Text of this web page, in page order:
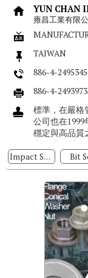
YUN CHAN
雍昌工業有限
TAIWAN
886-4-
886-4-
標準，在嚴格
公司也在1999
穩定與高品
商。 我們擁
Impact Screwdrivers
Bit